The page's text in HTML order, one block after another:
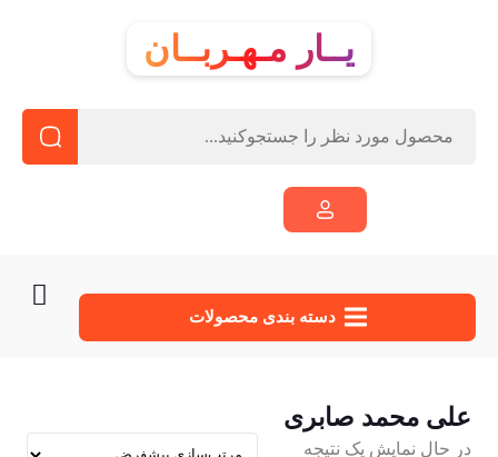
یــار مـهـربــان
دسته‌ بندی محصولات
علی محمد صابری
در حال نمایش یک نتیجه